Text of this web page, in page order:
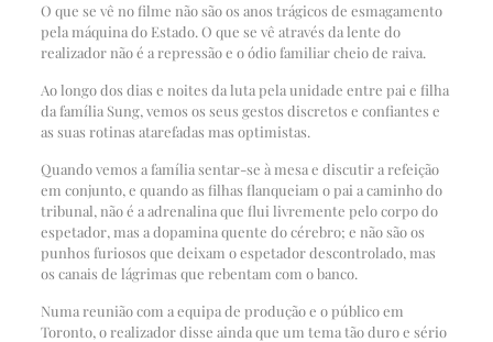
O que se vê no filme não são os anos trágicos de esmagamento
pela máquina do Estado. O que se vê através da lente do
realizador não é a repressão e o ódio familiar cheio de raiva.
Ao longo dos dias e noites da luta pela unidade entre pai e filha
da família Sung, vemos os seus gestos discretos e confiantes e
as suas rotinas atarefadas mas optimistas.
Quando vemos a família sentar-se à mesa e discutir a refeição
em conjunto, e quando as filhas flanqueiam o pai a caminho do
tribunal, não é a adrenalina que flui livremente pelo corpo do
espetador, mas a dopamina quente do cérebro; e não são os
punhos furiosos que deixam o espetador descontrolado, mas
os canais de lágrimas que rebentam com o banco.
Numa reunião com a equipa de produção e o público em
Toronto, o realizador disse ainda que um tema tão duro e sério